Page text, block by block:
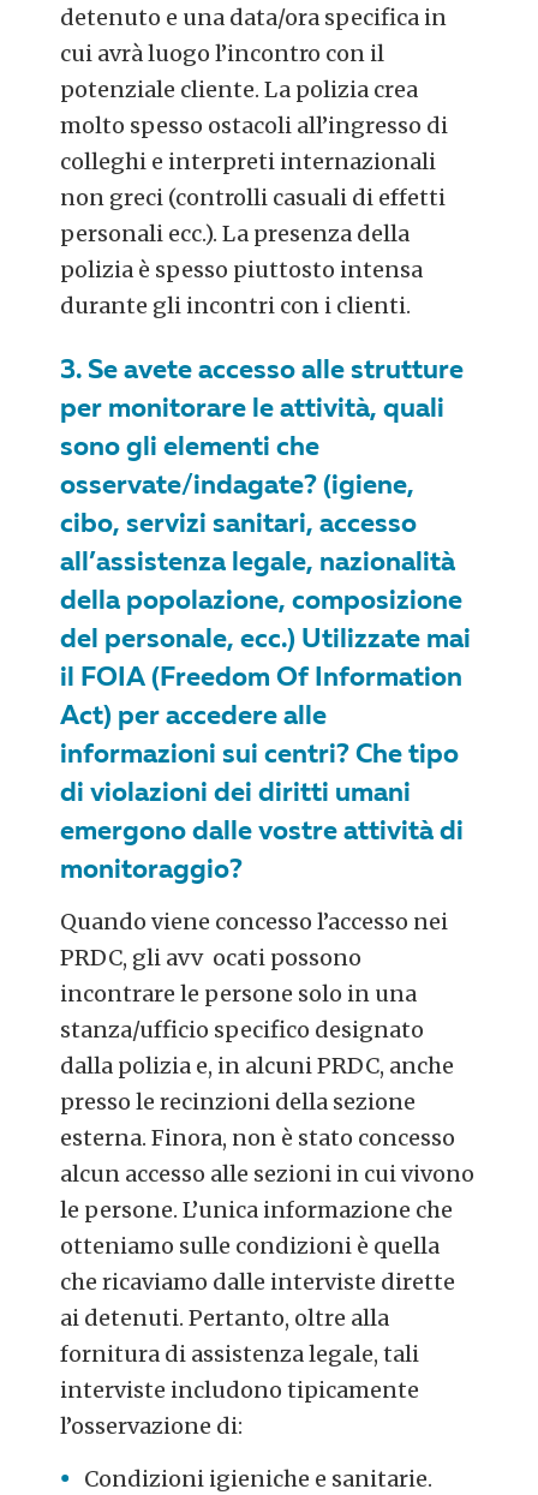
detenuto e una data/ora specifica in
cui avrà luogo l’incontro con il
potenziale cliente. La polizia crea
molto spesso ostacoli all’ingresso di
colleghi e interpreti internazionali
non greci (controlli casuali di effetti
personali ecc.). La presenza della
polizia è spesso piuttosto intensa
durante gli incontri con i clienti.
3. Se avete accesso alle strutture
per monitorare le attività, quali
sono gli elementi che
osservate/indagate? (igiene,
cibo, servizi sanitari, accesso
all’assistenza legale, nazionalità
della popolazione, composizione
del personale, ecc.) Utilizzate mai
il FOIA (Freedom Of Information
Act) per accedere alle
informazioni sui centri? Che tipo
di violazioni dei diritti umani
emergono dalle vostre attività di
monitoraggio?
Quando viene concesso l’accesso nei
PRDC, gli avv ocati possono
incontrare le persone solo in una
stanza/ufficio specifico designato
dalla polizia e, in alcuni PRDC, anche
presso le recinzioni della sezione
esterna. Finora, non è stato concesso
alcun accesso alle sezioni in cui vivono
le persone. L’unica informazione che
otteniamo sulle condizioni è quella
che ricaviamo dalle interviste dirette
ai detenuti. Pertanto, oltre alla
fornitura di assistenza legale, tali
interviste includono tipicamente
l’osservazione di:
Condizioni igieniche e sanitarie.